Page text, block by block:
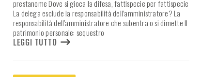
prestanome Dove si gioca la difesa, fattispecie per fattispecie
La delega esclude la responsabilità dell’amministratore? La
responsabilità dell’amministratore che subentra o si dimette Il
patrimonio personale: sequestro
LEGGI TUTTO